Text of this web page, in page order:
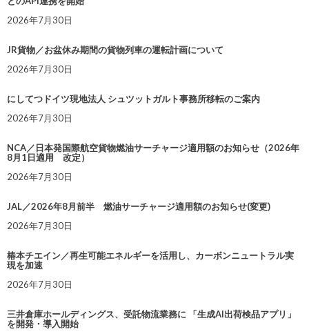
2026年7月30日
JR貨物／お盆休み期間の貨物列車の運転計画について
2026年7月30日
にしてつドイツ現地法人 シュツットガルト事務所移転のご案内
2026年7月30日
NCA／日本発国際航空貨物燃油サーチャージ適用額のお知らせ（2026年
8月1日適用 改定）
2026年7月30日
JAL／2026年8月前半 燃油サーチャージ適用額のお知らせ(変更)
2026年7月30日
椿本チエイン／再生可能エネルギーを活用し、カーボンニュートラル実
現を加速
2026年7月30日
三井倉庫ホールディングス、受託物流業務に 「生成AI出荷検品アプリ」
を開発・導入開始